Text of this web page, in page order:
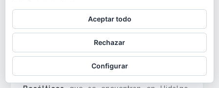
presión sufridos por la lava volcánica estarían
en el origen de este maravilloso lugar. Mucha
gente no lo sabe, pero hay otros lugares
parecidos en el mundo, aunque casi
desconocidos como los llamadosPrismas
Aceptar todo
Rechazar
Configurar